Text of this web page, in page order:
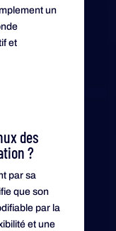
un
et
des
?
par sa
que son
par la
et une